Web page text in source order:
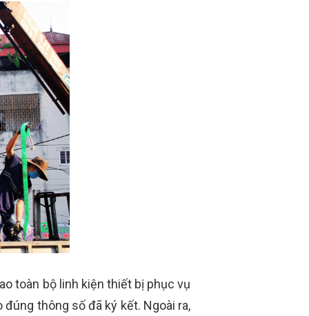
toàn bộ linh kiện thiết bị phục vụ
thông số đã ký kết. Ngoài ra,